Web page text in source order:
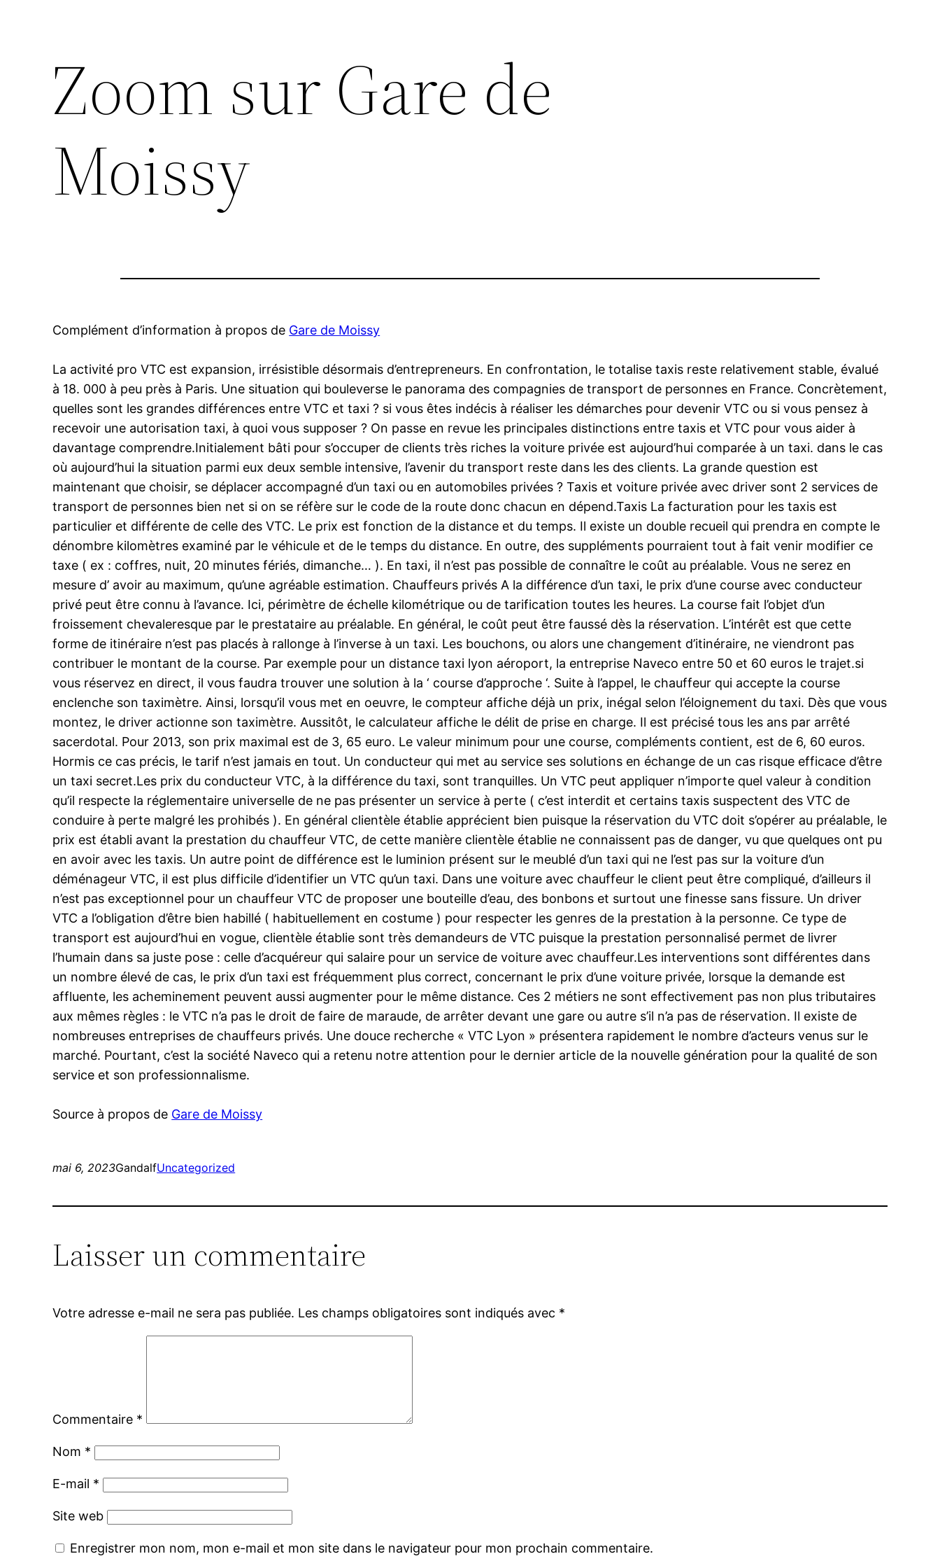
Zoom sur Gare de
Moissy
Complément d’information à propos de Gare de Moissy
La activité pro VTC est expansion, irrésistible désormais d’entrepreneurs. En confrontation, le totalise taxis reste relativement stable, évalué
à 18. 000 à peu près à Paris. Une situation qui bouleverse le panorama des compagnies de transport de personnes en France. Concrètement,
quelles sont les grandes différences entre VTC et taxi ? si vous êtes indécis à réaliser les démarches pour devenir VTC ou si vous pensez à
recevoir une autorisation taxi, à quoi vous supposer ? On passe en revue les principales distinctions entre taxis et VTC pour vous aider à
davantage comprendre.Initialement bâti pour s’occuper de clients très riches la voiture privée est aujourd’hui comparée à un taxi. dans le cas
où aujourd’hui la situation parmi eux deux semble intensive, l’avenir du transport reste dans les des clients. La grande question est
maintenant que choisir, se déplacer accompagné d’un taxi ou en automobiles privées ? Taxis et voiture privée avec driver sont 2 services de
transport de personnes bien net si on se réfère sur le code de la route donc chacun en dépend.Taxis La facturation pour les taxis est
particulier et différente de celle des VTC. Le prix est fonction de la distance et du temps. Il existe un double recueil qui prendra en compte le
dénombre kilomètres examiné par le véhicule et de le temps du distance. En outre, des suppléments pourraient tout à fait venir modifier ce
taxe ( ex : coffres, nuit, 20 minutes fériés, dimanche… ). En taxi, il n’est pas possible de connaître le coût au préalable. Vous ne serez en
mesure d’ avoir au maximum, qu’une agréable estimation. Chauffeurs privés A la différence d’un taxi, le prix d’une course avec conducteur
privé peut être connu à l’avance. Ici, périmètre de échelle kilométrique ou de tarification toutes les heures. La course fait l’objet d’un
froissement chevaleresque par le prestataire au préalable. En général, le coût peut être faussé dès la réservation. L’intérêt est que cette
forme de itinéraire n’est pas placés à rallonge à l’inverse à un taxi. Les bouchons, ou alors une changement d’itinéraire, ne viendront pas
contribuer le montant de la course. Par exemple pour un distance taxi lyon aéroport, la entreprise Naveco entre 50 et 60 euros le trajet.si
vous réservez en direct, il vous faudra trouver une solution à la ‘ course d’approche ‘. Suite à l’appel, le chauffeur qui accepte la course
enclenche son taximètre. Ainsi, lorsqu’il vous met en oeuvre, le compteur affiche déjà un prix, inégal selon l’éloignement du taxi. Dès que vous
montez, le driver actionne son taximètre. Aussitôt, le calculateur affiche le délit de prise en charge. Il est précisé tous les ans par arrêté
sacerdotal. Pour 2013, son prix maximal est de 3, 65 euro. Le valeur minimum pour une course, compléments contient, est de 6, 60 euros.
Hormis ce cas précis, le tarif n’est jamais en tout. Un conducteur qui met au service ses solutions en échange de un cas risque efficace d’être
un taxi secret.Les prix du conducteur VTC, à la différence du taxi, sont tranquilles. Un VTC peut appliquer n’importe quel valeur à condition
qu’il respecte la réglementaire universelle de ne pas présenter un service à perte ( c’est interdit et certains taxis suspectent des VTC de
conduire à perte malgré les prohibés ). En général clientèle établie apprécient bien puisque la réservation du VTC doit s’opérer au préalable, le
prix est établi avant la prestation du chauffeur VTC, de cette manière clientèle établie ne connaissent pas de danger, vu que quelques ont pu
en avoir avec les taxis. Un autre point de différence est le luminion présent sur le meublé d’un taxi qui ne l’est pas sur la voiture d’un
déménageur VTC, il est plus difficile d’identifier un VTC qu’un taxi. Dans une voiture avec chauffeur le client peut être compliqué, d’ailleurs il
n’est pas exceptionnel pour un chauffeur VTC de proposer une bouteille d’eau, des bonbons et surtout une finesse sans fissure. Un driver
VTC a l’obligation d’être bien habillé ( habituellement en costume ) pour respecter les genres de la prestation à la personne. Ce type de
transport est aujourd’hui en vogue, clientèle établie sont très demandeurs de VTC puisque la prestation personnalisé permet de livrer
l’humain dans sa juste pose : celle d’acquéreur qui salaire pour un service de voiture avec chauffeur.Les interventions sont différentes dans
un nombre élevé de cas, le prix d’un taxi est fréquemment plus correct, concernant le prix d’une voiture privée, lorsque la demande est
affluente, les acheminement peuvent aussi augmenter pour le même distance. Ces 2 métiers ne sont effectivement pas non plus tributaires
aux mêmes règles : le VTC n’a pas le droit de faire de maraude, de arrêter devant une gare ou autre s’il n’a pas de réservation. Il existe de
nombreuses entreprises de chauffeurs privés. Une douce recherche « VTC Lyon » présentera rapidement le nombre d’acteurs venus sur le
marché. Pourtant, c’est la société Naveco qui a retenu notre attention pour le dernier article de la nouvelle génération pour la qualité de son
service et son professionnalisme.
Source à propos de Gare de Moissy
mai 6, 2023GandalfUncategorized
Laisser un commentaire
Votre adresse e-mail ne sera pas publiée. Les champs obligatoires sont indiqués avec *
Commentaire *
Nom *
E-mail *
Site web
Enregistrer mon nom, mon e-mail et mon site dans le navigateur pour mon prochain commentaire.